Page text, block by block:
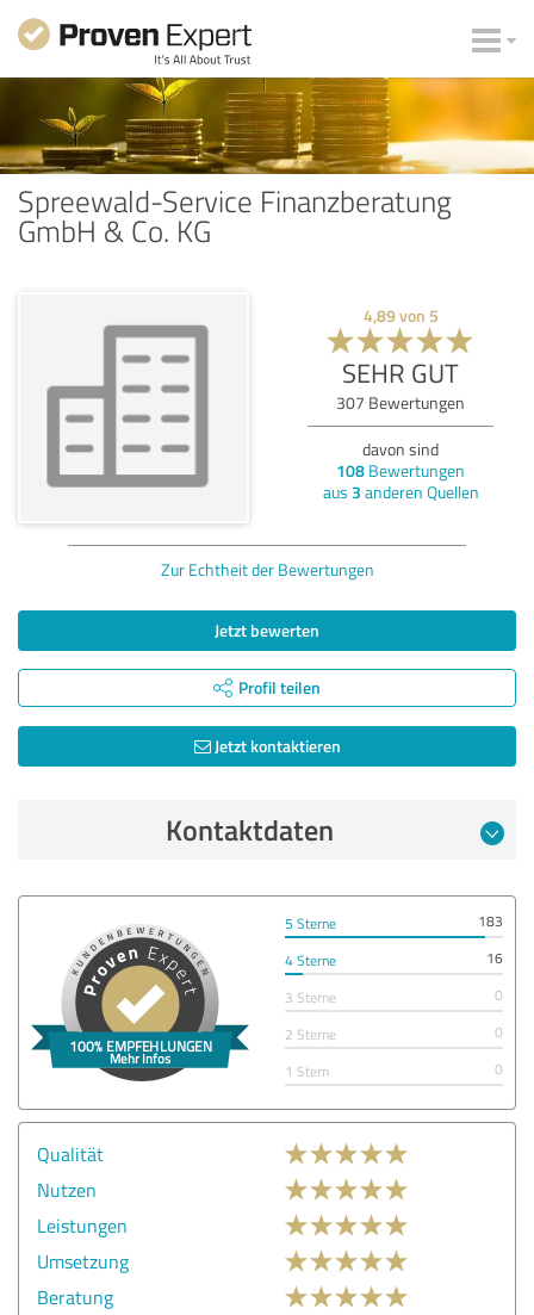
Spreewald-Service Finanzberatung
GmbH & Co. KG
4,89von 5
SEHR GUT
307 Bewertungen
davon sind
108 Bewertungen
aus 3 anderen Quellen
Zur Echtheit der Bewertungen
Jetzt bewerten
Profil teilen
Jetzt kontaktieren
Kontaktdaten
5 Sterne
183
4 Sterne
16
3 Sterne
0
2 Sterne
0
1 Stern
0
Qualität
Nutzen
Leistungen
Umsetzung
Beratung